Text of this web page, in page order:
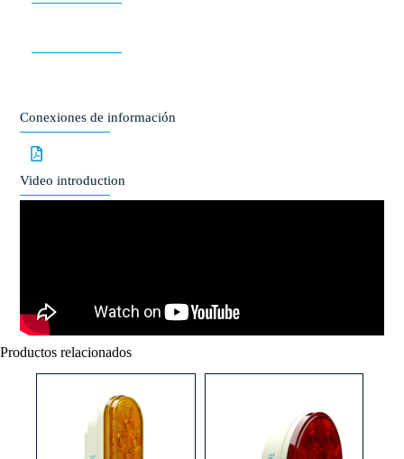
Conexiones de información
Video introduction
Productos relacionados